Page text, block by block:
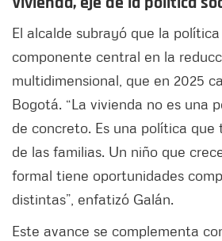
El alcalde subrayó que la
componente central en la
multidimensional, que en 2025
Bogotá. “La vivienda no es una
de concreto. Es una política que
de las familias. Un niño que
formal tiene oportunidades
distintas”, enfatizó Galán.
Este avance se complementa